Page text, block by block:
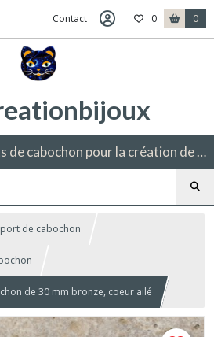
Contact 0 0
Fournitures et supports de cabochon pour la création de bijoux fantaisie.
de cabochon
de 30 mm bronze, coeur ailé